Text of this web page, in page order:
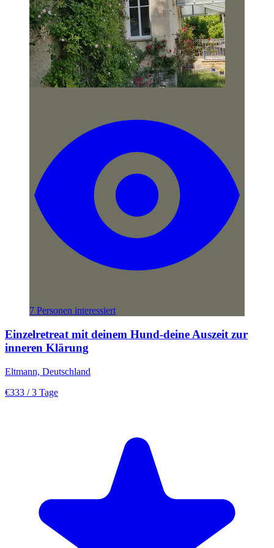
7 Personen interessiert
Einzelretreat mit deinem Hund-deine Auszeit zur
inneren Klärung
Eltmann, Deutschland
€333 / 3 Tage